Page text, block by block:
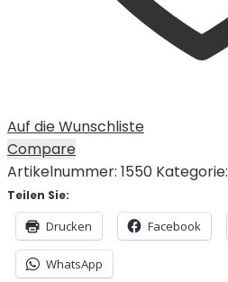
Auf die Wunschliste
Compare
Artikelnummer: 1550 Kategorie:
Teilen Sie:
Drucken Facebook
WhatsApp